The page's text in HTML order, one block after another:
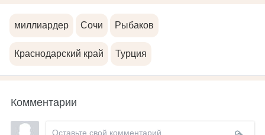
миллиардер Сочи Рыбаков
Краснодарский край Турция
Комментарии